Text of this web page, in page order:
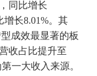
同比增长
增长8.01%。其
成效最显著的板
收占比提升至
一大收入来源。